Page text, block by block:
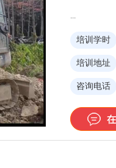
...
培训学时
培训地址
咨询电话